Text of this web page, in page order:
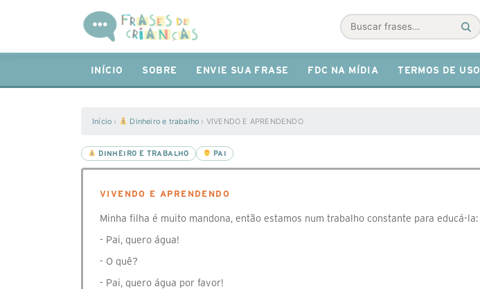
Buscar
INÍCIO SOBRE ENVIE SUA FRASE FDC NA MÍDIA TERMOS DE USO
Início › Dinheiro e trabalho › VIVENDO E APRENDENDO
DINHEIRO E TRABALHO PAI
VIVENDO E APRENDENDO
Minha filha é muito mandona, então estamos num trabalho constante para educá-la:
- Pai, quero água!
- O quê?
- Pai, quero água por favor!